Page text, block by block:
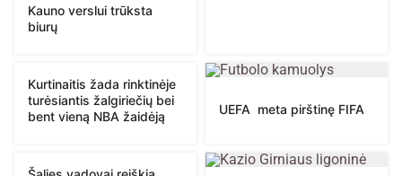
Kauno verslui trūksta
biurų
Kurtinaitis žada rinktinėje
turėsiantis žalgiriečių bei
bent vieną NBA žaidėją
UEFA meta pirštinę FIFA